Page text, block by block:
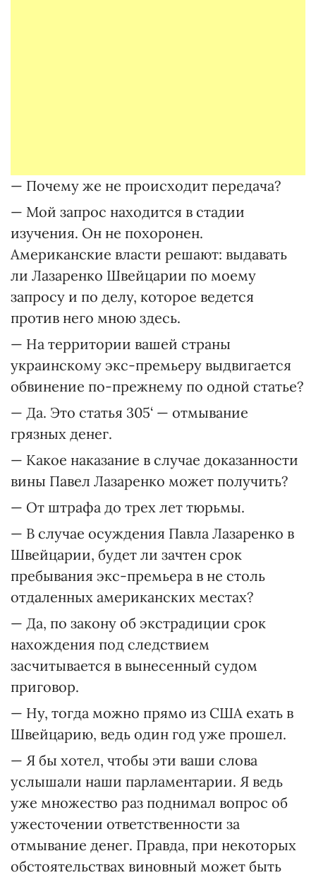
— Почему же не происходит передача?
— Мой запрос находится в стадии
изучения. Он не похоронен.
Американские власти решают: выдавать
ли Лазаренко Швейцарии по моему
запросу и по делу, которое ведется
против него мною здесь.
— На территории вашей страны
украинскому экс-премьеру выдвигается
обвинение по-прежнему по одной статье?
— Да. Это статья 305‘ — отмывание
грязных денег.
— Какое наказание в случае доказанности
вины Павел Лазаренко может получить?
— От штрафа до трех лет тюрьмы.
— В случае осуждения Павла Лазаренко в
Швейцарии, будет ли зачтен срок
пребывания экс-премьера в не столь
отдаленных американских местах?
— Да, по закону об экстрадиции срок
нахождения под следствием
засчитывается в вынесенный судом
приговор.
— Ну, тогда можно прямо из США ехать в
Швейцарию, ведь один год уже прошел.
— Я бы хотел, чтобы эти ваши слова
услышали наши парламентарии. Я ведь
уже множество раз поднимал вопрос об
ужесточении ответственности за
отмывание денег. Правда, при некоторых
обстоятельствах виновный может быть